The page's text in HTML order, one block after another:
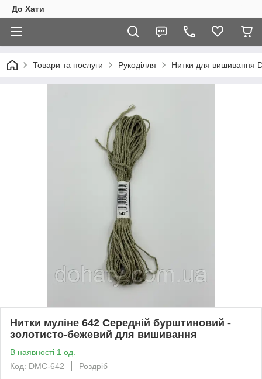
До Хати
Товари та послуги Рукоділля Нитки для вишивання
Нитки муліне 642 Середній бурштиновий -
золотисто-бежевий для вишивання
В наявності 1 од.
Код: DMC-642
Роздріб